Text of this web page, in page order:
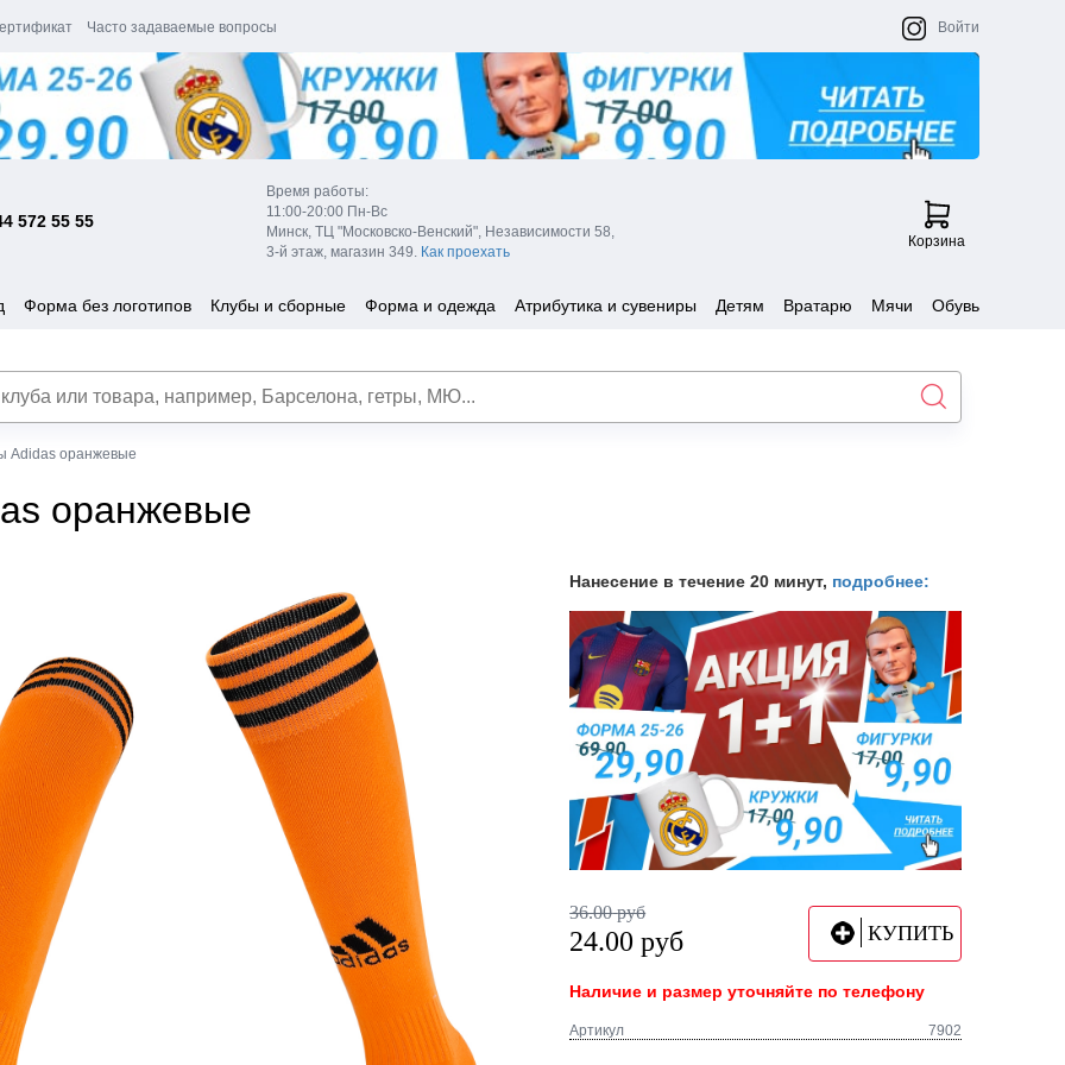
Часто задаваемые вопросы Войти
572 55 55
Время работы:
11:00-20:00 Пн-Вс
Минск, ТЦ "Московско-Венский", Независимости 58,
3-й этаж, магазин 349. Как проехать
Корзина
Форма без логотипов Клубы и сборные Форма и одежда Атрибутика и сувениры Детям Вратарю Мячи Обувь
Adidas оранжевые
оранжевые
Нанесение в течение 20 минут, подробнее:
36.00 руб
24.00 руб КУПИТЬ
Наличие и размер уточняйте по телефону
Артикул 7902